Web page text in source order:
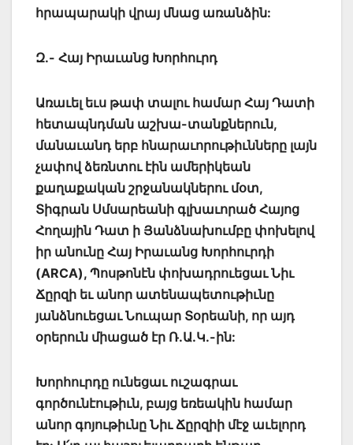
հրապարակի վրայ մնաց առանձին:
Զ.- Հայ Իրաւանց Խորհուրդ
Առաւել եւս թափ տալու համար Հայ Դատի
հետապնդման աշխա-տանքներուն,
մանաւանդ երբ հնարաւորութիւնները լայն
չափով ձեռնտու էին ամերիկեան
քաղաքական շրջանակներու մօտ,
Տիգրան Սմսարեանի գլխաւորած Հայոց
Հողային Դատ ի Յանձնախումբը փոխելով
իր անունը Հայ Իրաւանց Խորհուրդի
(ARCA), Պոսթոնէն փոխադրուեցաւ Նիւ
Ճըրզի եւ անոր ատենապետութիւնը
յանձնուեցաւ Նուպար Տօրեանի, որ այդ
օրերուն միացած էր Ռ.Ա.Կ.-ին:
Խորհուրդը ունեցաւ ուշագրաւ
գործունէութիւն, բայց եռեակին համար
անոր գոյութիւնը Նիւ Ճըրզիի մէջ աւելորդ